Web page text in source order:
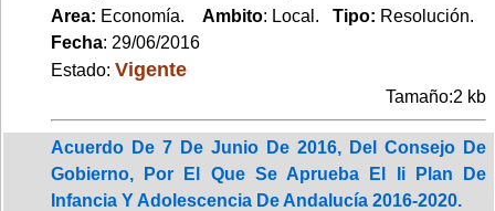
Area: Economía. Ambito: Local. Tipo: Resolución.
Fecha: 29/06/2016
Estado: Vigente
Tamaño:2 kb
Acuerdo De 7 De Junio De 2016, Del Consejo De
Gobierno, Por El Que Se Aprueba El Ii Plan De
Infancia Y Adolescencia De Andalucía 2016-2020.